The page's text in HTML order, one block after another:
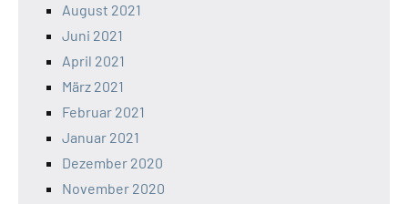
August 2021
Juni 2021
April 2021
März 2021
Februar 2021
Januar 2021
Dezember 2020
November 2020